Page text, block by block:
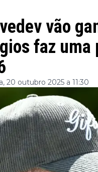
vão
faz uma
20 outubro 2025 a 11:30